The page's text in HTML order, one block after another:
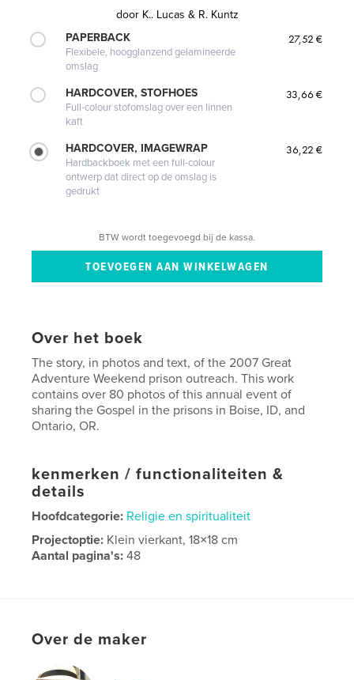
door K.. Lucas & R. Kuntz
PAPERBACK
Flexibele, hoogglanzend gelamineerde
omslag
27,52 €
HARDCOVER, STOFHOES
Full-colour stofomslag over een linnen
kaft
33,66 €
HARDCOVER, IMAGEWRAP
Hardbackboek met een full-colour
ontwerp dat direct op de omslag is
gedrukt
36,22 €
BTW wordt toegevoegd bij de kassa.
Over het boek
The story, in photos and text, of the 2007 Great
Adventure Weekend prison outreach. This work
contains over 80 photos of this annual event of
sharing the Gospel in the prisons in Boise, ID, and
Ontario, OR.
kenmerken / functionaliteiten &
details
Hoofdcategorie: Religie en spiritualiteit
Projectoptie: Klein vierkant, 18×18 cm
Aantal pagina's:48
Over de maker